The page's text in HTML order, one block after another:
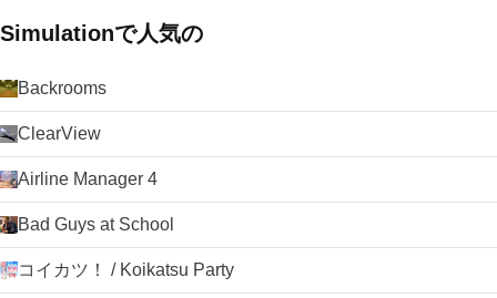
Simulationで人気の
Backrooms
ClearView
Airline Manager 4
Bad Guys at School
コイカツ！ / Koikatsu Party